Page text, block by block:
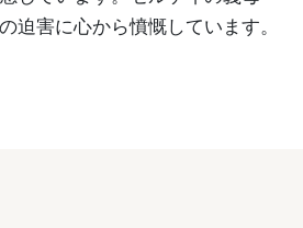
迫害に心から憤慨しています。